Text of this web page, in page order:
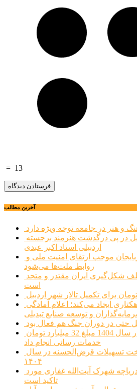
= 13
آخرین مطالب
و هنر در جامعه توجه ویژه دارد
اردبیلی استاد اکبر عبدی
روابط ملت‌ها می‌شود
است
و توسعه صنایع تبدیلی
حتی در دوران جنگ هم فعال بود
خدمات رسانی انجام داد
۱۴۰۴
تاکید است